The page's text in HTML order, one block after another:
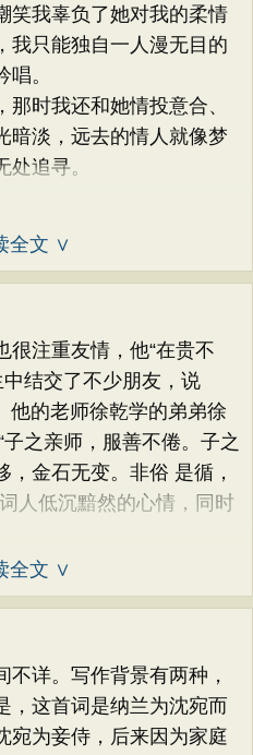
笑我辜负了她对我的柔情
我只能独自一人漫无目的
。
时我还和她情投意合、
暗淡，远去的情人就像梦
追寻。
全文 ∨
注重友情，他“在贵不
结交了不少朋友，说
他的老师徐乾学的弟弟徐
之亲师，服善不倦。子之
金石无变。非俗 是循，
人低沉黯然的心情，同时
全文 ∨
详。写作背景有两种，
，这首词是纳兰为沈宛而
宛为妾侍，后来因为家庭